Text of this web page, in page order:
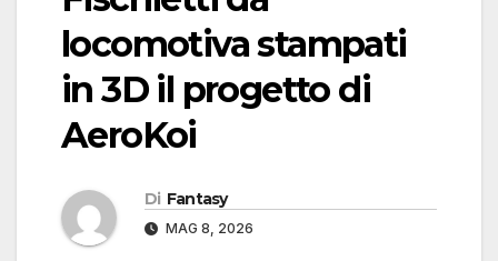
locomotiva stampati
in 3D il progetto di
AeroKoi
Di Fantasy
MAG 8, 2026